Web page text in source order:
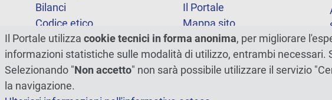
Bilanci
Codice etico
FOIA
Note legali
Il Portale
Mappa sito
Statistiche
Dichiarazione di
accessibilità
Il Portale utilizza cookie tecnici in forma anonima, per migliorare
informazioni statistiche sulle modalità di utilizzo, entrambi necessari.
Selezionando "Non accetto" non sarà possibile utilizzare il servizio
la navigazione.